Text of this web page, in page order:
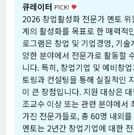
큐레이터 PICK! favorite
2026 창업활성화 전문가 멘토
계의 활성화를 목표로 한 매력적
로그램은 창업 및 기업경영, 기
양한 분야에서 전문가로 활동할
니다. 특히, 창업기업 및 예비창
토링과 컨설팅을 통해 실질적인
이 큰 장점입니다. 지원 대상은
조교수 이상 또는 관련 분야에서
가진 전문가들로, 총 60명 내외
멘토는 2년간 창업기업에 대한